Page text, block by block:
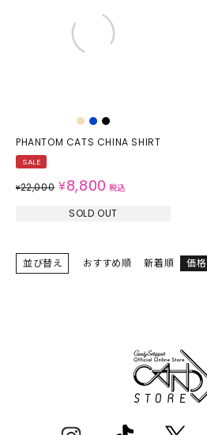
PHANTOM CATS CHINA SHIRT
SALE
¥22,000 ¥8,800 税込
SOLD OUT
並び替え おすすめ順 新着順 価